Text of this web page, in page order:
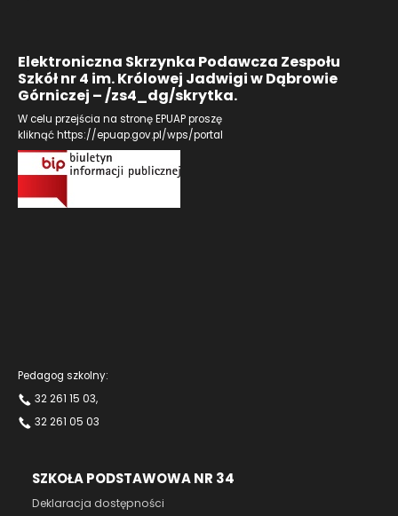
Elektroniczna Skrzynka Podawcza Zespołu
Szkół nr 4 im. Królowej Jadwigi w Dąbrowie
Górniczej – /zs4_dg/skrytka.
W celu przejścia na stronę EPUAP proszę
kliknąćhttps://epuap.gov.pl/wps/portal
Pedagog szkolny:
32 261 15 03,
32 261 05 03
SZKOŁA PODSTAWOWA NR 34
Deklaracja dostępności